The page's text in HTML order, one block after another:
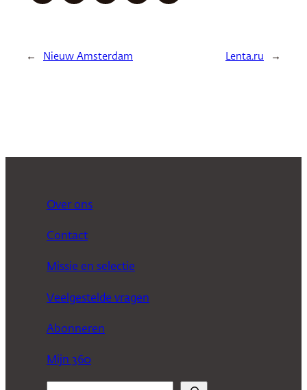
← Nieuw Amsterdam Lenta.ru →
Over ons
Contact
Missie en selectie
Veelgestelde vragen
Abonneren
Mijn 360